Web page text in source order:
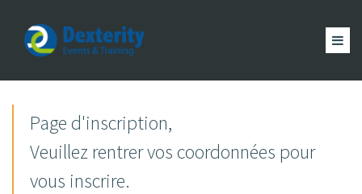
Dexterity
Events
&
Trainings
FORMATION
MAGAZINE
ACTUALITÉ
Page d'inscription,
Veuillez rentrer vos coordonnées pour
vous inscrire.